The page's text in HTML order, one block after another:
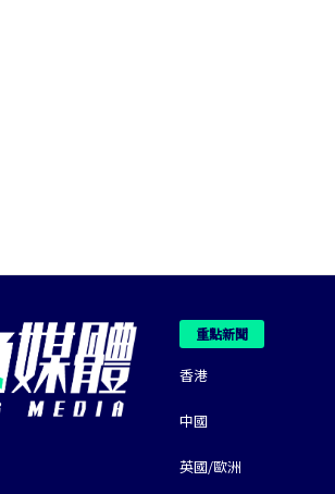
重點新聞
香港
中國
英國/歐洲